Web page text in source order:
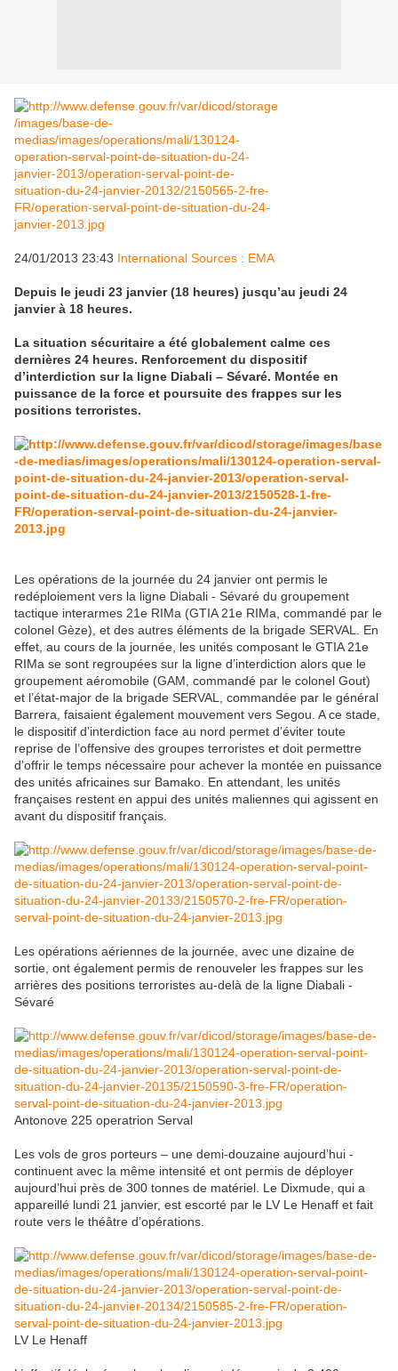
24/01/2013 23:43 International Sources : EMA
Depuis le jeudi 23 janvier (18 heures) jusqu’au jeudi 24
janvier à 18 heures.
La situation sécuritaire a été globalement calme ces
dernières 24 heures. Renforcement du dispositif
d’interdiction sur la ligne Diabali – Sévaré. Montée en
puissance de la force et poursuite des frappes sur les
positions terroristes.
Les opérations de la journée du 24 janvier ont permis le
redéploiement vers la ligne Diabali - Sévaré du groupement
tactique interarmes 21e RIMa (GTIA 21e RIMa, commandé par le
colonel Gèze), et des autres éléments de la brigade SERVAL. En
effet, au cours de la journée, les unités composant le GTIA 21e
RIMa se sont regroupées sur la ligne d’interdiction alors que le
groupement aéromobile (GAM, commandé par le colonel Gout)
et l’état-major de la brigade SERVAL, commandée par le général
Barrera, faisaient également mouvement vers Segou. A ce stade,
le dispositif d’interdiction face au nord permet d’éviter toute
reprise de l’offensive des groupes terroristes et doit permettre
d’offrir le temps nécessaire pour achever la montée en puissance
des unités africaines sur Bamako. En attendant, les unités
françaises restent en appui des unités maliennes qui agissent en
avant du dispositif français.
Les opérations aériennes de la journée, avec une dizaine de
sortie, ont également permis de renouveler les frappes sur les
arrières des positions terroristes au-delà de la ligne Diabali -
Sévaré
Antonove 225 operatrion Serval
Les vols de gros porteurs – une demi-douzaine aujourd’hui -
continuent avec la même intensité et ont permis de déployer
aujourd’hui près de 300 tonnes de matériel. Le Dixmude, qui a
appareillé lundi 21 janvier, est escorté par le LV Le Henaff et fait
route vers le théâtre d’opérations.
LV Le Henaff